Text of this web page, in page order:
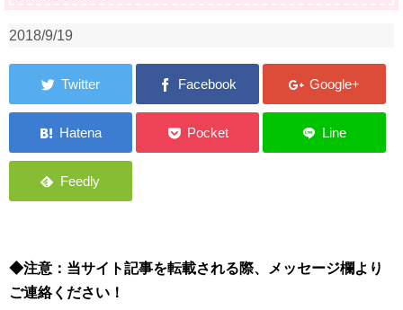
2018/9/19
◆注意：当サイト記事を転載される際、メッセージ欄より
ご連絡ください！